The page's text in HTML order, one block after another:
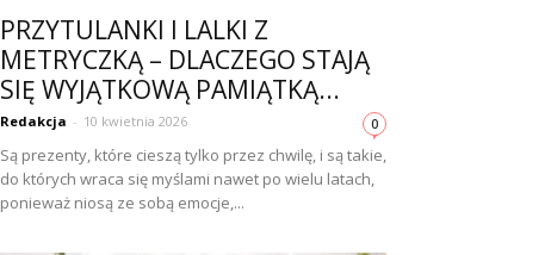
PRZYTULANKI I LALKI Z
METRYCZKĄ – DLACZEGO STAJĄ
SIĘ WYJĄTKOWĄ PAMIĄTKĄ...
Redakcja - 10 kwietnia 2026 0
Są prezenty, które cieszą tylko przez chwilę, i są takie,
do których wraca się myślami nawet po wielu latach,
ponieważ niosą ze sobą emocje,...